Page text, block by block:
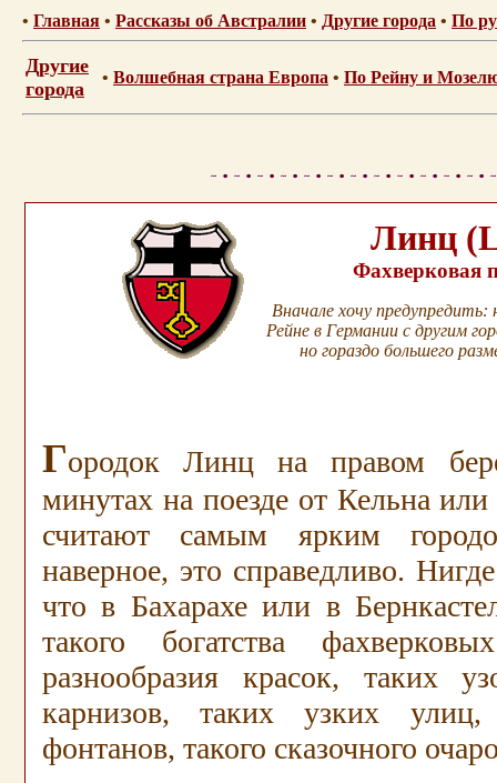
• Главная • Рассказы об Австралии • Другие города • По
Другие
города
• Волшебная страна Европа • По Рейну и
Линц
Фахверковая
Вначале хочу
Рейне в Германии с другим
но гораздо большего
Городок Линц на правом
минутах на поезде от Кельна
считают самым ярким
наверное, это справедливо.
что в Бахарахе или в
такого богатства
разнообразия красок, таких
карнизов, таких узких улиц,
фонтанов, такого сказочного